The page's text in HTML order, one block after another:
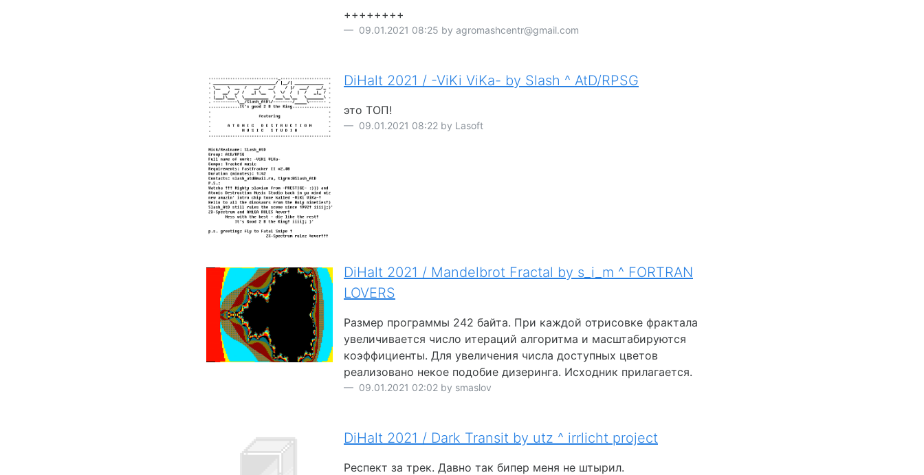
++++++++
09.01.2021 08:25 by agromashcentr@gmail.com
DiHalt 2021 / -ViKi ViKa- by Slash ^ AtD/RPSG
это ТОП!
09.01.2021 08:22 by Lasoft
DiHalt 2021 / Mandelbrot Fractal by s_i_m ^ FORTRAN
LOVERS
Размер программы 242 байта. При каждой отрисовке фрактала
увеличивается число итераций алгоритма и масштабируются
коэффициенты. Для увеличения числа доступных цветов
реализовано некое подобие дизеринга. Исходник прилагается.
09.01.2021 02:02 by smaslov
DiHalt 2021 / Dark Transit by utz ^ irrlicht project
Респект за трек. Давно так бипер меня не штырил.